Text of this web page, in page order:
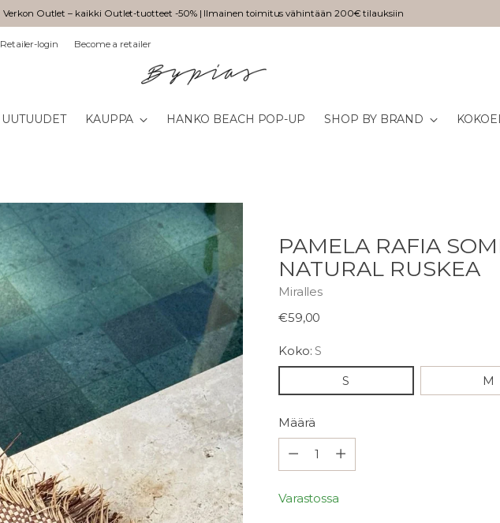
Verkon Outlet – kaikki Outlet-tuotteet -50% | Ilmainen toimitus vähintään 200€ tilauksiin
Retailer-login Become a retailer
UUTUUDET KAUPPA HANKO BEACH POP-UP SHOP BY BRAND
PAMELA RAFIA
NATURAL RUSKEA
Miralles
Normaali
€59,00
Koko:S
S
M
Määrä
Määrä
Varastossa